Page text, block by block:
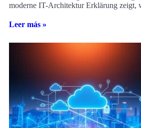
moderne IT-Architektur Erklärung zeigt,
Leer más »